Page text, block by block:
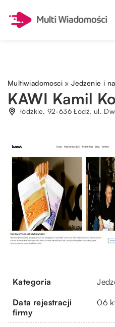
Multiwiadomosci »Jedzenie i
KAWI Kamil
łódzkie, 92-636 Łódź, ul.
Kategoria
Data rejestracji
firmy
06